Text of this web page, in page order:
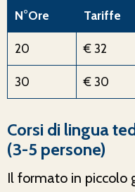
N°Ore Tariffe
20 € 32
30 € 30
Corsi di lingua
(3-5 persone)
Il formato in piccolo